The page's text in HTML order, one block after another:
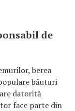
de
berea
băuturi
datorită
face parte din